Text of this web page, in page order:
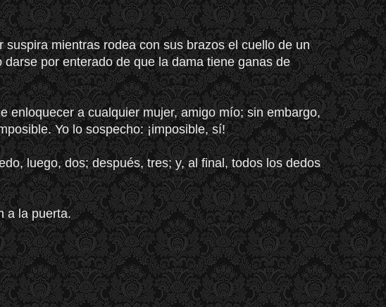
suspira mientras rodea con sus brazos el cuello de un
darse por enterado de que la dama tiene ganas de
enloquecer a cualquier mujer, amigo mío; sin embargo,
Yo lo sospecho: ¡imposible, sí!
luego, dos; después, tres; y, al final, todos los dedos
a la puerta.